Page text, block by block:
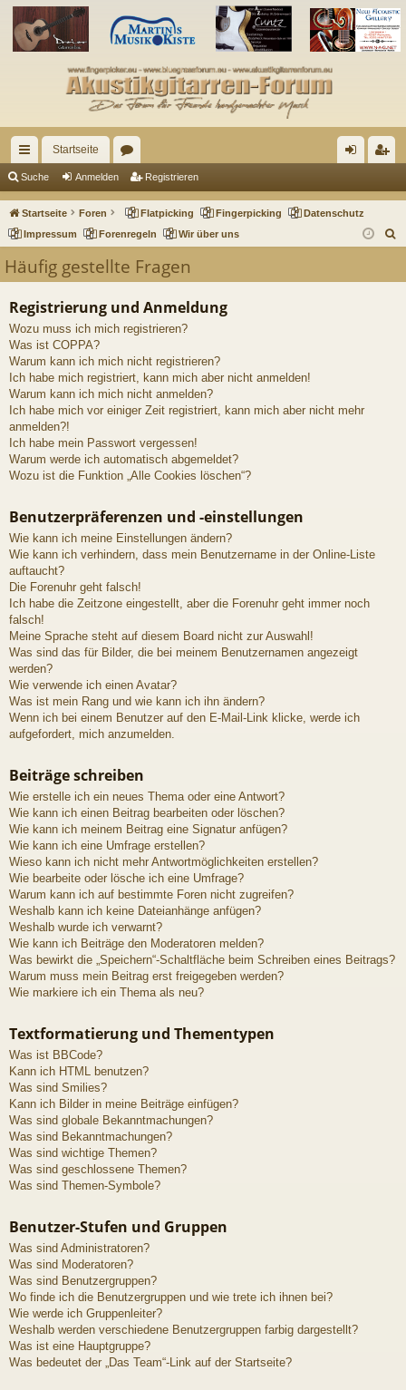
ch
ne
llz
riff
Startseite
en m
n
ist
rie
n
Suche Anmelden Registrieren
Startseite Foren Flatpicking Fingerpicking
Datenschutz
Impressum
Forenregeln Wir über uns
Häufig gestellte Fragen
Registrierung und Anmeldung
Wozu muss ich mich registrieren?
Was ist COPPA?
Warum kann ich mich nicht registrieren?
Ich habe mich registriert, kann mich aber nicht anmelden!
Warum kann ich mich nicht anmelden?
Ich habe mich vor einiger Zeit registriert, kann mich aber nicht mehr
anmelden?!
Ich habe mein Passwort vergessen!
Warum werde ich automatisch abgemeldet?
Wozu ist die Funktion „Alle Cookies löschen“?
Benutzerpräferenzen und -einstellungen
Wie kann ich meine Einstellungen ändern?
Wie kann ich verhindern, dass mein Benutzername in der Online-Liste
auftaucht?
Die Forenuhr geht falsch!
Ich habe die Zeitzone eingestellt, aber die Forenuhr geht immer noch
falsch!
Meine Sprache steht auf diesem Board nicht zur Auswahl!
Was sind das für Bilder, die bei meinem Benutzernamen angezeigt
werden?
Wie verwende ich einen Avatar?
Was ist mein Rang und wie kann ich ihn ändern?
Wenn ich bei einem Benutzer auf den E-Mail-Link klicke, werde ich
aufgefordert, mich anzumelden.
Beiträge schreiben
Wie erstelle ich ein neues Thema oder eine Antwort?
Wie kann ich einen Beitrag bearbeiten oder löschen?
Wie kann ich meinem Beitrag eine Signatur anfügen?
Wie kann ich eine Umfrage erstellen?
Wieso kann ich nicht mehr Antwortmöglichkeiten erstellen?
Wie bearbeite oder lösche ich eine Umfrage?
Warum kann ich auf bestimmte Foren nicht zugreifen?
Weshalb kann ich keine Dateianhänge anfügen?
Weshalb wurde ich verwarnt?
Wie kann ich Beiträge den Moderatoren melden?
Was bewirkt die „Speichern“-Schaltfläche beim Schreiben eines Beitrags?
Warum muss mein Beitrag erst freigegeben werden?
Wie markiere ich ein Thema als neu?
Textformatierung und Thementypen
Was ist BBCode?
Kann ich HTML benutzen?
Was sind Smilies?
Kann ich Bilder in meine Beiträge einfügen?
Was sind globale Bekanntmachungen?
Was sind Bekanntmachungen?
Was sind wichtige Themen?
Was sind geschlossene Themen?
Was sind Themen-Symbole?
Benutzer-Stufen und Gruppen
Was sind Administratoren?
Was sind Moderatoren?
Was sind Benutzergruppen?
Wo finde ich die Benutzergruppen und wie trete ich ihnen bei?
Wie werde ich Gruppenleiter?
Weshalb werden verschiedene Benutzergruppen farbig dargestellt?
Was ist eine Hauptgruppe?
Was bedeutet der „Das Team“-Link auf der Startseite?